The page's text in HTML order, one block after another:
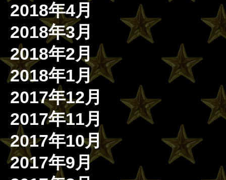
2018年4月
2018年3月
2018年2月
2018年1月
2017年12月
2017年11月
2017年10月
2017年9月